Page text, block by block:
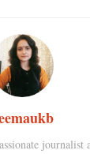
journalist